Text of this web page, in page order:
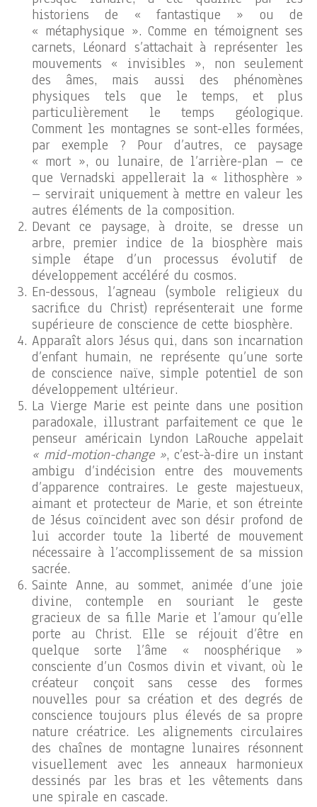
historiens de « fantastique » ou de
« métaphysique ». Comme en témoignent ses
carnets, Léonard s’attachait à représenter les
mouvements « invisibles », non seulement
des âmes, mais aussi des phénomènes
physiques tels que le temps, et plus
particulièrement le temps géologique.
Comment les montagnes se sont-elles formées,
par exemple ? Pour d’autres, ce paysage
« mort », ou lunaire, de l’arrière-plan – ce
que Vernadski appellerait la « lithosphère »
– servirait uniquement à mettre en valeur les
autres éléments de la composition.
Devant ce paysage, à droite, se dresse un
arbre, premier indice de la biosphère mais
simple étape d’un processus évolutif de
développement accéléré du cosmos.
En-dessous, l’agneau (symbole religieux du
sacrifice du Christ) représenterait une forme
supérieure de conscience de cette biosphère.
Apparaît alors Jésus qui, dans son incarnation
d’enfant humain, ne représente qu’une sorte
de conscience naïve, simple potentiel de son
développement ultérieur.
La Vierge Marie est peinte dans une position
paradoxale, illustrant parfaitement ce que le
penseur américain Lyndon LaRouche appelait
« mid-motion-change », c’est-à-dire un instant
ambigu d’indécision entre des mouvements
d’apparence contraires. Le geste majestueux,
aimant et protecteur de Marie, et son étreinte
de Jésus coïncident avec son désir profond de
lui accorder toute la liberté de mouvement
nécessaire à l’accomplissement de sa mission
sacrée.
Sainte Anne, au sommet, animée d’une joie
divine, contemple en souriant le geste
gracieux de sa fille Marie et l’amour qu’elle
porte au Christ. Elle se réjouit d’être en
quelque sorte l’âme « noosphérique »
consciente d’un Cosmos divin et vivant, où le
créateur conçoit sans cesse des formes
nouvelles pour sa création et des degrés de
conscience toujours plus élevés de sa propre
nature créatrice. Les alignements circulaires
des chaînes de montagne lunaires résonnent
visuellement avec les anneaux harmonieux
dessinés par les bras et les vêtements dans
une spirale en cascade.